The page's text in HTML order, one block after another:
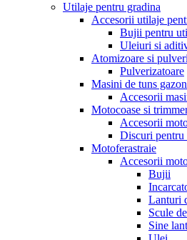
Utilaje pentru gradina
Accesorii utilaje
Bujii pentru
Uleiuri si
Atomizoare si
Pulverizatoare
Masini de tuns
Accesorii
Motocoase si
Accesorii
Discuri pentru
Motoferastraie
Accesorii
Bujii
Lanturi
Scule
Sine